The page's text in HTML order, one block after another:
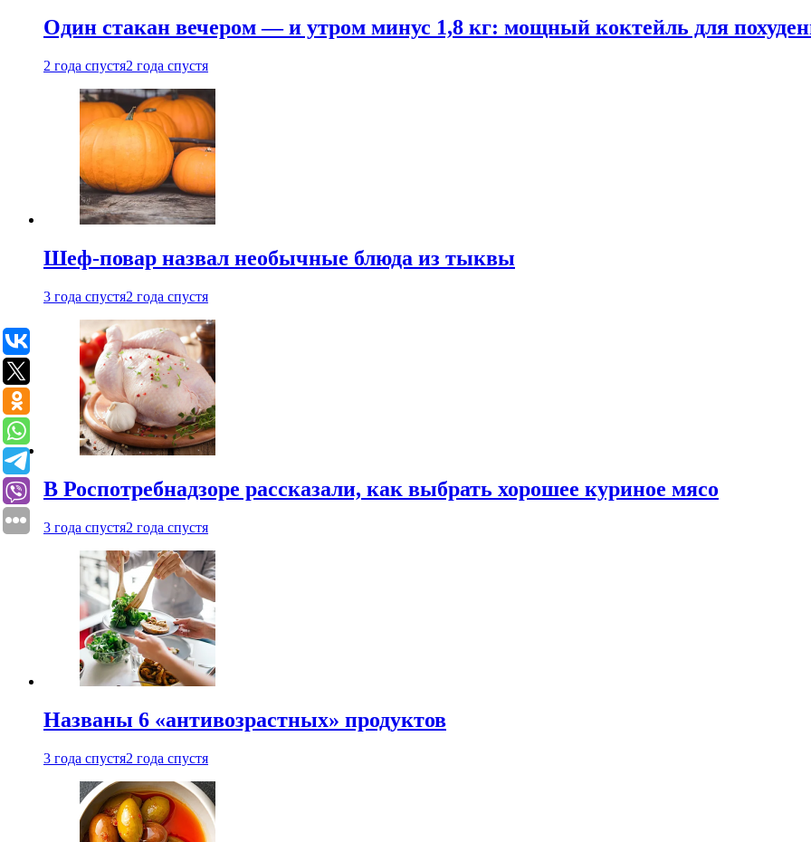
Один стакан вечером — и утром минус 1,8 кг: мощный коктейль для
2 года спустя2 года спустя
Шеф-повар назвал необычные блюда из тыквы
3 года спустя2 года спустя
В Роспотребнадзоре рассказали, как выбрать хорошее куриное мясо
3 года спустя2 года спустя
Названы 6 «антивозрастных» продуктов
3 года спустя2 года спустя